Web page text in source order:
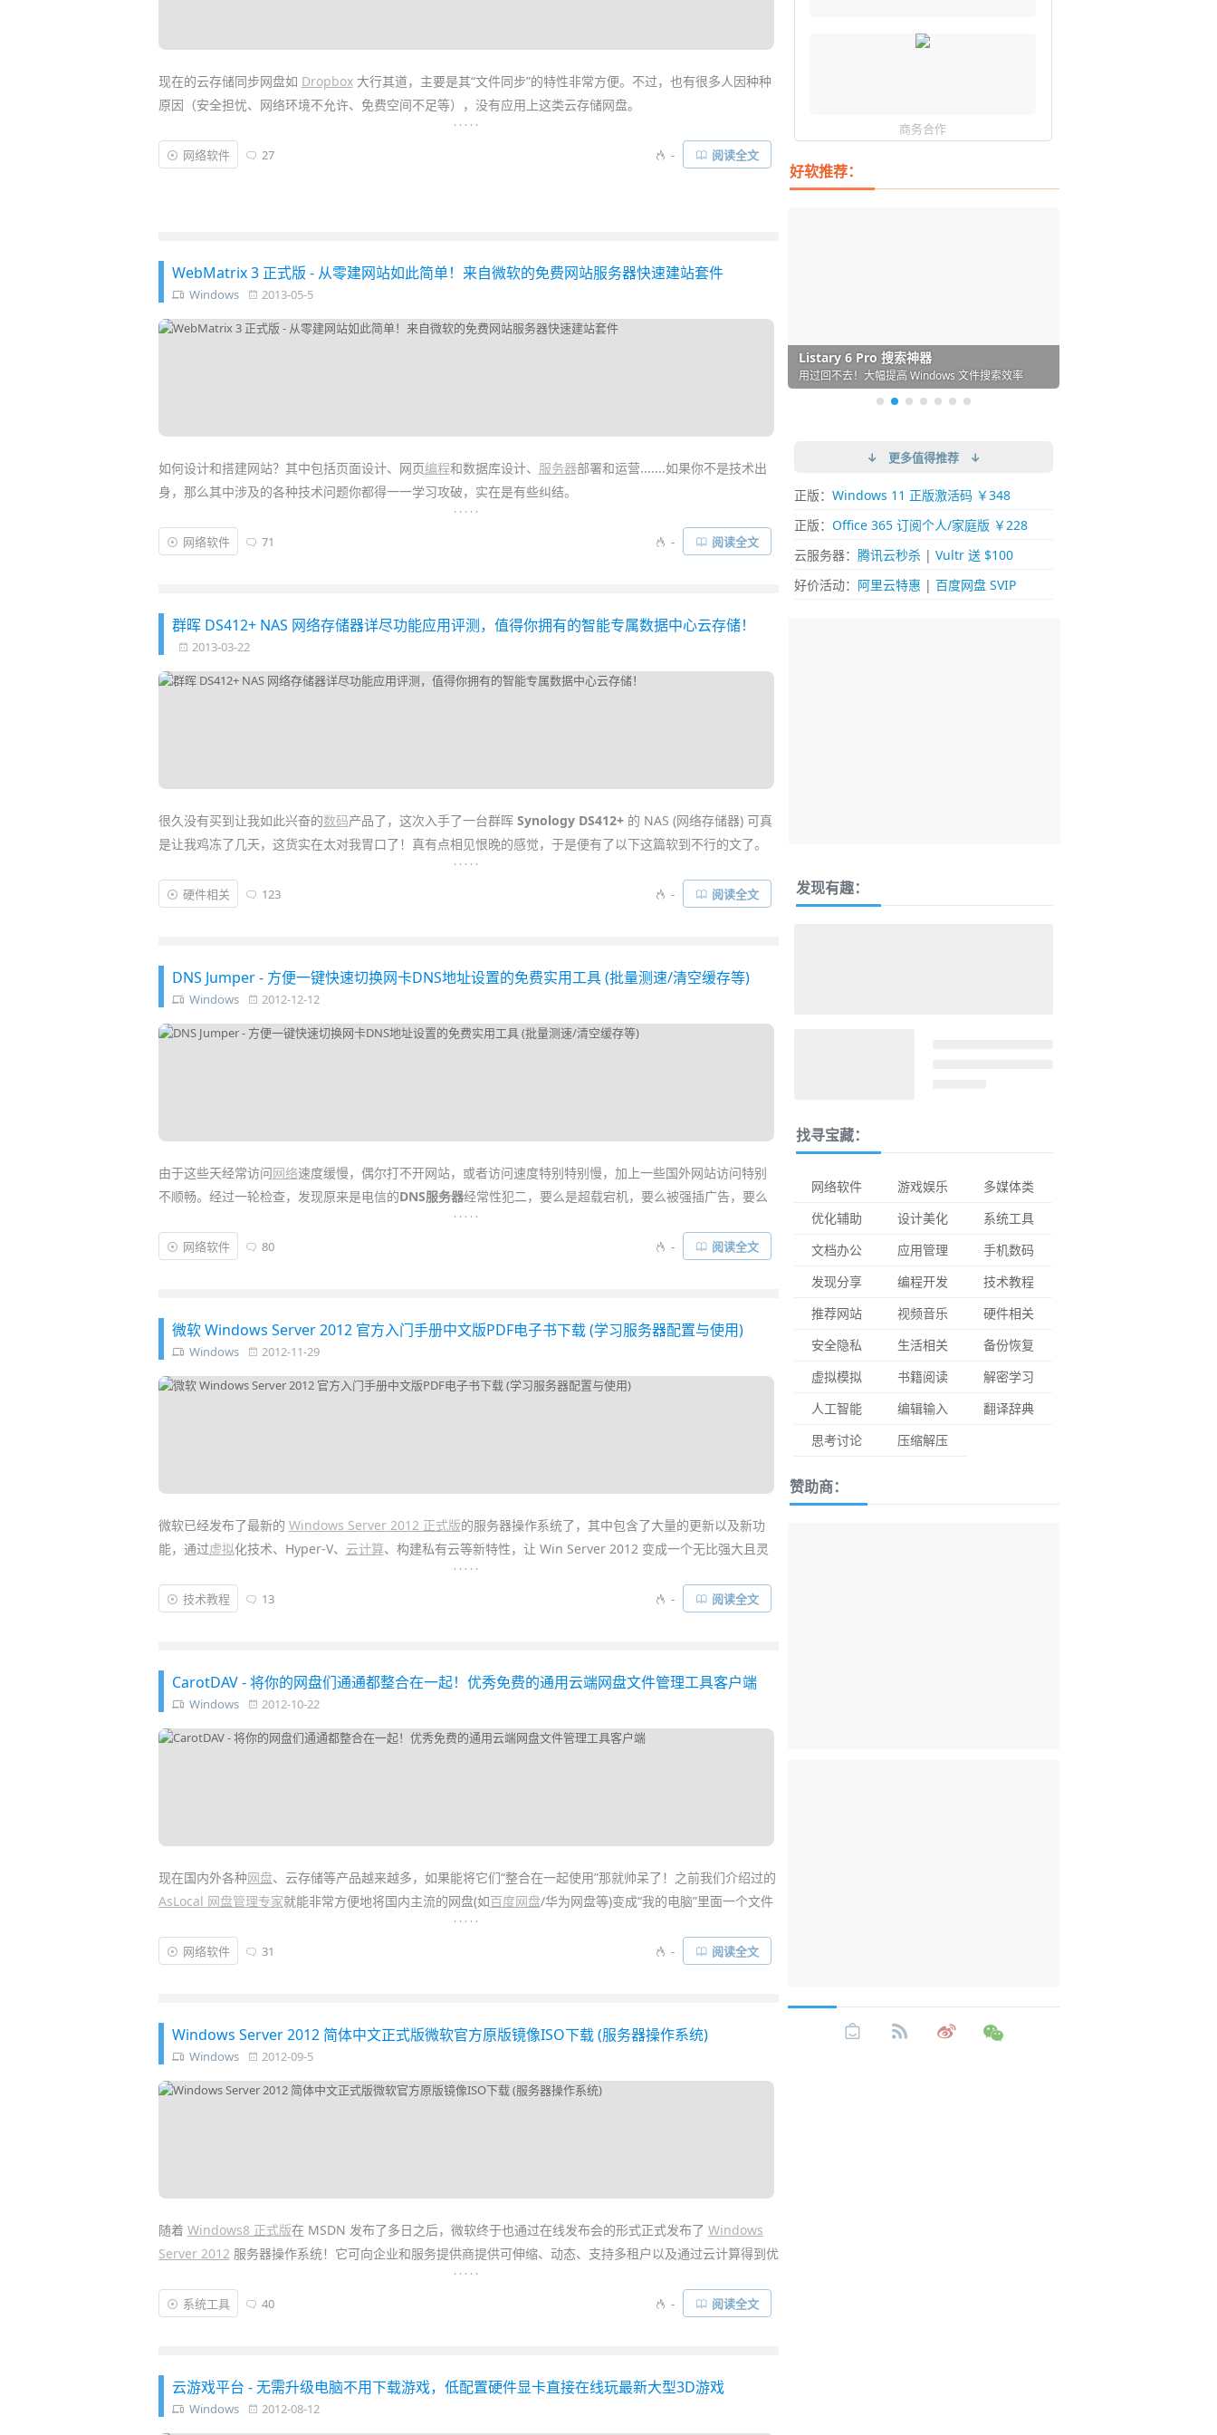
现在的云存储同步网盘如 Dropbox大行其道，主要是其“文件同步”的特性非常方便。不过，也有很多人因种种
原因（安全担忧、网络环境不允许、免费空间不足等），没有应用上这类云存储网盘。
不过，如果你有自己的FTP/SFTP FTP空间瞬间变成一个可
与本地电脑文件夹进行双向
的私人云存储服务！重点是你的FTP空间有多大就能用多大，没任何限制。即便
. . . . .
网络软件 27 - 阅读全文
WebMatrix 3 正式版 - 从零建网站如此简单！来自微软的免费网站服务器快速建站套件
Windows 2013-05-5
如何设计和搭建网站？其中包括页面设计、网页编程和数据库设计、 服务器部署和运营.......如果你不是技术出
身，那么其中涉及的各种技术问题你都得一一学习攻破，实在是有些纠结。
WebMatrix 3 (直译为“网页矩阵”) 是
套件，它包含有完整的代码编辑器、网
页应用服务器和数据库引擎，内置PHP、MySQL等，同时还有丰富的模版和网页应用 (如
WordPress、Joomla!
. . . . .
网络软件 71 - 阅读全文
群晖 DS412+ NAS 网络存储器详尽功能应用评测，值得你拥有的智能专属数据中心云存储！
2013-03-22
很久没有买到让我如此兴奋的数码产品了，这次入手了一台群晖 Synology DS412+的 NAS (网络存储器) 可真
是让我鸡冻了几天，这货实在太对我胃口了！真有点相见恨晚的感觉，于是便有了以下这篇软到不行的文了。
如今无论是工作生活都已经离不开“数据”了！
文档、生活照片、精心收藏的音乐电影等都是不可丢失的宝贵
资源，而同时拥有多台电脑、手机、平板的朋友比比皆是，分散各处的文件除了难
外也容易损坏。怎样统
. . . . .
硬件相关 123 - 阅读全文
DNS Jumper - 方便一键快速切换网卡DNS地址设置的免费实用工具 (批量测速/清空缓存等)
Windows 2012-12-12
由于这些天经常访问网络速度缓慢，偶尔打不开网站，或者访问速度特别特别慢，加上一些国外网站访问特别
不顺畅。经过一轮检查，发现原来是电信的DNS服务器经常性犯二，要么是超载宕机，要么被强插广告，要么
尝试在网卡设置里更换了一组 DNS 服务器之后所有一切就恢复正常， 飞快，之前老是访问不了的Google
DNS的免费绿色小工具——DNS Jumper！嗯，生活又美好了……
. . . . .
网络软件 80 - 阅读全文
微软 Windows Server 2012 官方入门手册中文版PDF电子书下载 (学习服务器配置与使用)
Windows 2012-11-29
微软已经发布了最新的 Windows Server 2012 正式版的服务器操作系统了，其中包含了大量的更新以及新功
能，通过虚拟化技术、Hyper-V、 云计算、构建私有云等新特性，让 Win Server 2012 变成一个无比强大且灵
对于 IT 相关技术人员来说，
将会让你在项目中构建服务器平
一读……
. . . . .
技术教程 13 - 阅读全文
CarotDAV - 将你的网盘们通通都整合在一起！优秀免费的通用云端网盘文件管理工具客户端
Windows 2012-10-22
现在国内外各种网盘、云存储等产品越来越多，如果能将它们“整合在一起使用”那就帅呆了！之前我们介绍过的
AsLocal 网盘管理专家就能非常方便地将国内主流的网盘(如百度网盘/华为网盘等)变成“我的电脑”里面一个文件
夹统一进行管理，操作起来跟自己电脑一样非常的方便。
然而，如果你常用的是国外的网盘如
、Box 等那又该怎样统
了CarotDAV你不必再为每个网盘都安装专用客户端了，使用起来也更加方便了……
. . . . .
网络软件 31 - 阅读全文
Windows Server 2012 简体中文正式版微软官方原版镜像ISO下载 (服务器操作系统)
Windows 2012-09-5
随着 Windows8 正式版在 MSDN 发布了多日之后，微软终于也通过在线发布会的形式正式发布了 Windows
Server 2012 服务器操作系统！它可向企业和服务提供商提供可伸缩、动态、支持多租户以及通过云计算得到优
Windows Server 2012
号称是一款“云操作系统”，它从管理硬件和应用程序扩展到管理服务和技术，让最终用
. . . . .
系统工具 40 - 阅读全文
云游戏平台 - 无需升级电脑不用下载游戏，低配置硬件显卡直接在线玩最新大型3D游戏
Windows 2012-08-12
商务合作
好软推荐：
IDM 必备的下载神器
超强的 Windows 平台下载工具
Listary 6 Pro 搜索神器
用过回不去！大幅提高 Windows 文件搜索效率
Fences 桌面图标自动整理/美化神器
懒人必备！图标再多桌面也不再凌乱！
Parallels Desktop 虚拟机
在 Mac 上流畅运行 Windows (支持 M 芯片)
Downie 下载网络视频的神器 (Mac)
一键下视频，超简单好用！谁用谁知道
Typora - 极简好用的 Markdown 编辑器
颠覆写作体验！跨平台支持 Win / Mac
↓ 更多值得推荐 ↓
正版： Windows 11 正版激活码 ￥348
正版： Office 365 订阅个人/家庭版 ￥228
云服务器： 腾讯云秒杀| Vultr 送 $100
好价活动： 阿里云特惠 | 百度网盘 SVIP
发现有趣：
找寻宝藏：
网络软件 游戏娱乐
多媒体类
优化辅助
设计美化
系统工具
文档办公
应用管理
手机数码
发现分享
编程开发
技术教程
推荐网站
视频音乐
硬件相关
安全隐私
生活相关
备份恢复
虚拟模拟
书籍阅读
解密学习
人工智能
编辑输入
翻译辞典
思考讨论
压缩解压
赞助商：